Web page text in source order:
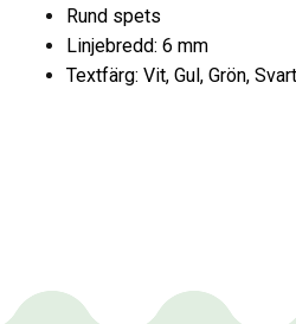
Rund spets
Linjebredd: 6 mm
Textfärg: Vit, Gul, Grön,